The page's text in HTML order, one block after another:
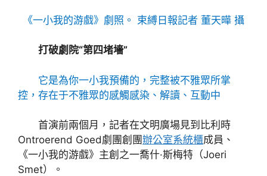
《一小我的游戲》劇照。 束縛日報記者 董天曄 攝
打破劇院“第四堵墻”
它是為你一小我預備的，完整被不雅眾所掌
控，存在于不雅眾的感觸感染、解讀、互動中
首演前兩個月，記者在文明廣場見到比利時
Ontroerend Goed劇團創團辦公室系統櫃成員、
《一小我的游戲》主創之一喬什·斯梅特（Joeri
Smet）。